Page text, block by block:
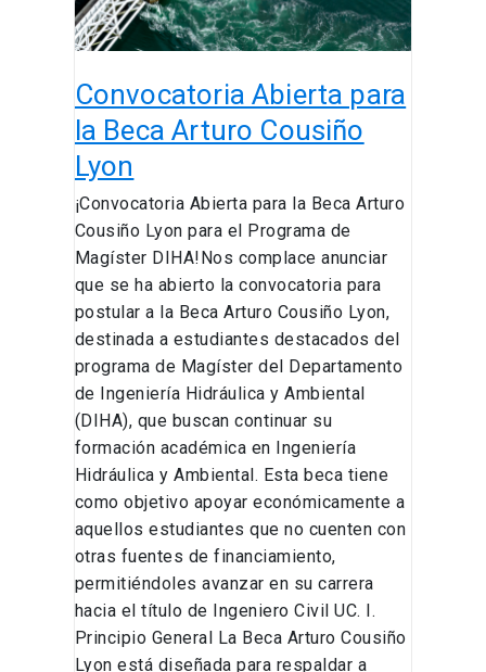
Convocatoria Abierta para
la Beca Arturo Cousiño
Lyon
¡Convocatoria Abierta para la Beca Arturo
Cousiño Lyon para el Programa de
Magíster DIHA!Nos complace anunciar
que se ha abierto la convocatoria para
postular a la Beca Arturo Cousiño Lyon,
destinada a estudiantes destacados del
programa de Magíster del Departamento
de Ingeniería Hidráulica y Ambiental
(DIHA), que buscan continuar su
formación académica en Ingeniería
Hidráulica y Ambiental. Esta beca tiene
como objetivo apoyar económicamente a
aquellos estudiantes que no cuenten con
otras fuentes de financiamiento,
permitiéndoles avanzar en su carrera
hacia el título de Ingeniero Civil UC. I.
Principio General La Beca Arturo Cousiño
Lyon está diseñada para respaldar a
Lyon